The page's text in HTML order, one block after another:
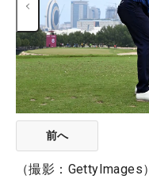
前へ
（撮影：GettyImages）